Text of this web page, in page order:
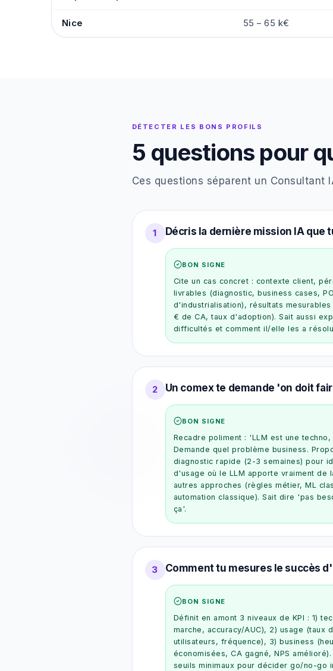
Nice 55 – 65 k€
DÉTECTER LES BONS PROFILS
5 questions pour
Ces questions séparent un Consultant
1 Décris la dernière mission IA que
BON SIGNE
Cite un cas concret : contexte client,
livrables (diagnostic, business cases,
d'industrialisation), résultats
€ de CA, taux d'adoption). Sait aussi
difficultés et comment il/elle les a
2 Un comex te demande 'on doit
BON SIGNE
Recadre poliment : 'LLM est une
Demande quel problème business.
diagnostic rapide (2-3 semaines) pour
d'usage où le LLM apporte vraiment de
autres approches (règles métier, ML
automation classique). Sait dire 'pas
ça'.
3 Comment tu mesures le succès
BON SIGNE
Définit en amont 3 niveaux de KPI : 1)
marche, accuracy/AUC), 2) usage (taux
utilisateurs, fréquence), 3) business
économisées, CA gagné, NPS
seuils minimaux pour décider go/no-go